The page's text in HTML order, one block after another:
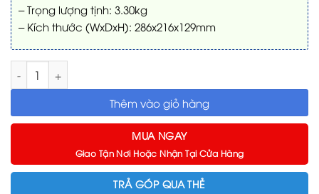
– Trọng lượng tịnh: 3.30kg
– Kích thước (WxDxH): 286x216x129mm
Thêm vào giỏ hàng
MUA NGAY
Giao Tận Nơi Hoặc Nhận Tại Cửa Hàng
TRẢ GÓP QUA THẺ